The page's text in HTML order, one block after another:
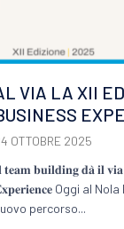
VIA LA XII
OTTOBRE 2025
𝐭𝐞𝐚𝐦 𝐛𝐮𝐢𝐥𝐝𝐢𝐧𝐠 𝐝𝐚̀ 𝐢𝐥
Oggi al
percorso...